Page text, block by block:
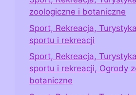
zoologiczne i botaniczne
Sport, Rekreacja,
sportu i rekreacji
Sport, Rekreacja,
sportu i rekreacji, Ogrody
botaniczne